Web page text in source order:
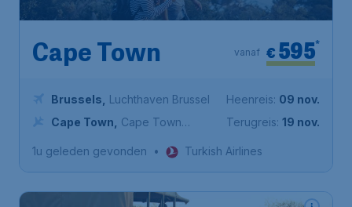
Cape Town € 595*
vanaf
Brussels
Luchthaven Brussel
Cape Town
Cape Town
Heenreis: 09 nov.
Terugreis: 19 nov.
1u geleden gevonden • Turkish Airlines